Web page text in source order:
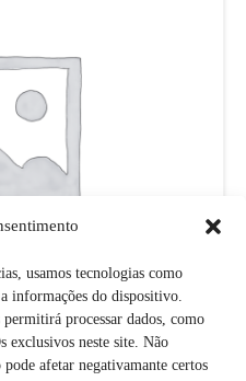
usamos tecnologias como
informações do dispositivo.
processar dados, como
exclusivos neste site. Não
afetar negativamante certos